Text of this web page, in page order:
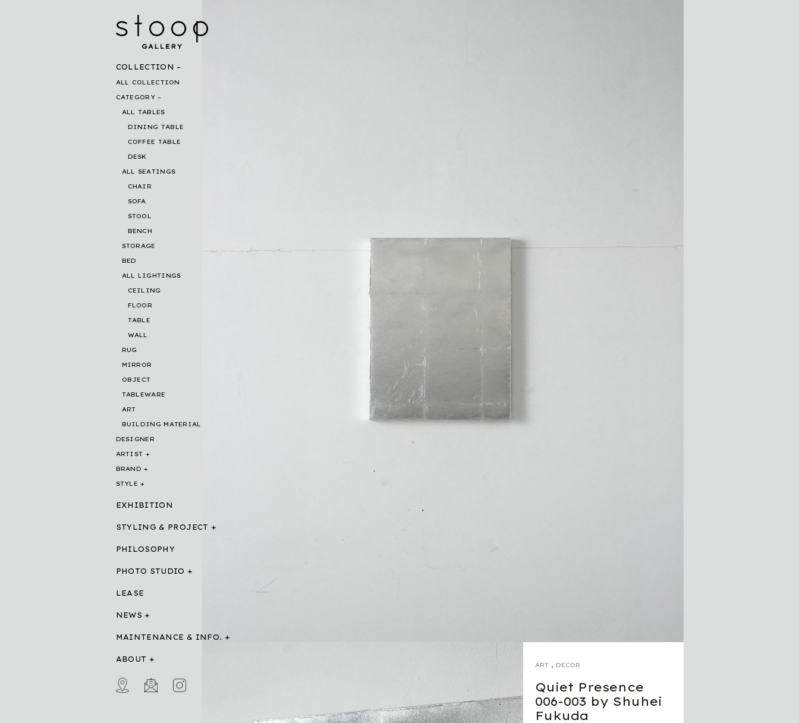
COLLECTION
ALL COLLECTION
CATEGORY
ALL TABLES
DINING TABLE
COFFEE TABLE
DESK
ALL SEATINGS
CHAIR
SOFA
STOOL
BENCH
STORAGE
BED
ALL LIGHTINGS
CEILING
FLOOR
TABLE
WALL
RUG
MIRROR
OBJECT
TABLEWARE
ART
BUILDING MATERIAL
DESIGNER
ARTIST
BRAND
STYLE
EXHIBITION
STYLING & PROJECT
PHILOSOPHY
PHOTO STUDIO
LEASE
NEWS
MAINTENANCE & INFO.
ABOUT
ART, DECOR
Quiet Presence
006-003 by Shuhei
Fukuda